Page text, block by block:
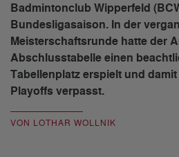
Badmintonclub Wipperfeld
Bundesligasaison. In der
Meisterschaftsrunde hatte der
Abschlusstabelle einen
Tabellenplatz erspielt und
Playoffs verpasst.
VON LOTHAR WOLLNIK